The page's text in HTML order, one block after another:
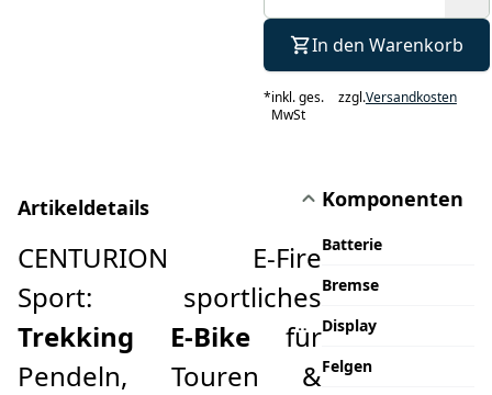
In den Warenkorb
*inkl. ges.
MwSt
zzgl.Versandkosten
Artikeldetails
CENTURION E-Fire
Sport: sportliches
Trekking E-Bikefür
Pendeln, Touren &
Komponenten
Batterie
Bremse
Display
Felgen